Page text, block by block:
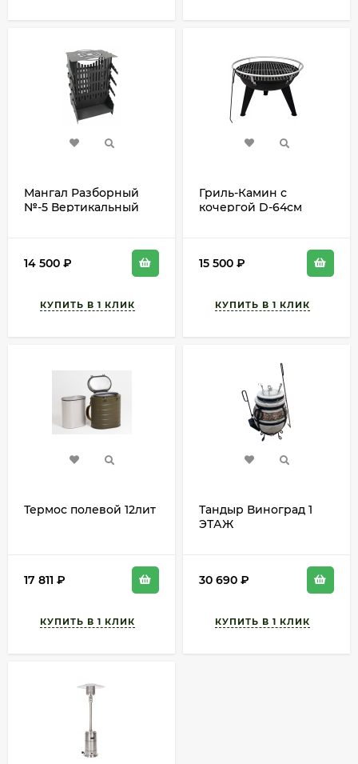
Мангал Разборный
№-5 Вертикальный
14 500 ₽
Гриль-Камин с
кочергой D-64см
15 500 ₽
Термос полевой 12лит
17 811 ₽
Тандыр Виноград 1
ЭТАЖ
30 690 ₽